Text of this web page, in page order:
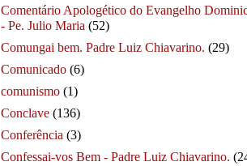
Comentário Apologético do Evangelho
- Pe. Julio Maria (52)
Comungai bem. Padre Luiz Chiavarino. (29)
Comunicado (6)
comunismo (1)
Conclave (136)
Conferência (3)
Confessai-vos Bem - Padre Luiz Chiavarino.